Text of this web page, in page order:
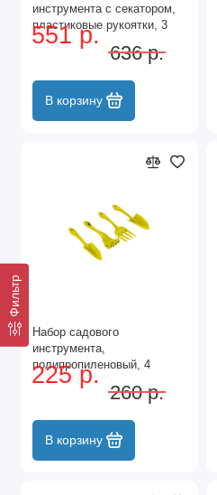
Фильтр
инструмента с секатором,
пластиковые рукоятки, 3
предмета, Standard, Palisad
551 р.
636 р.
В корзину
Набор садового
инструмента,
полипропиленовый, 4
предмета, Palisad
225 р.
260 р.
В корзину